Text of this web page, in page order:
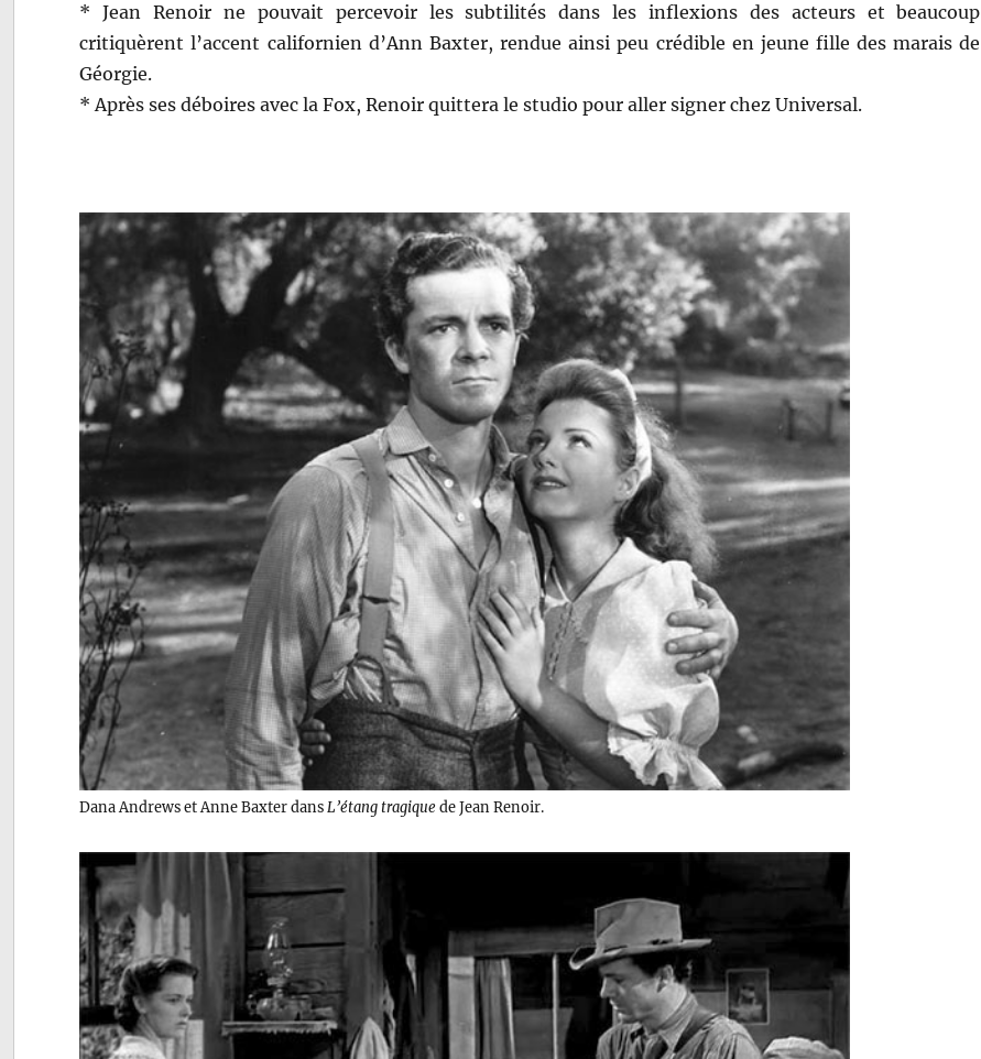
* Jean Renoir ne pouvait percevoir les subtilités dans les inflexions des acteurs et beaucoup
critiquèrent l’accent californien d’Ann Baxter, rendue ainsi peu crédible en jeune fille des marais de
Géorgie.
* Après ses déboires avec la Fox, Renoir quittera le studio pour aller signer chez Universal.
Dana Andrews et Anne Baxter dans L’étang tragiquede Jean Renoir.